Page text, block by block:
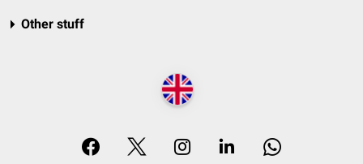
Other stuff